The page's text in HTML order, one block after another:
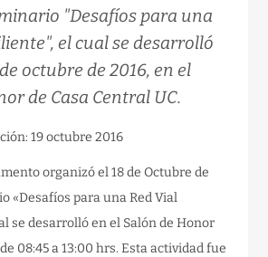
"Desafíos para una
el cual se desarrolló
octubre de 2016, en el
de Casa Central UC.
19 octubre 2016
organizó el 18 de Octubre de
«Desafíos para una Red Vial
se desarrolló en el Salón de Honor
08:45 a 13:00 hrs. Esta actividad fue